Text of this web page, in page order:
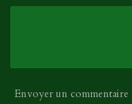
Envoyer un commentaire